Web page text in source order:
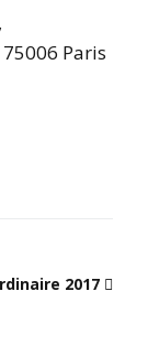
,
Paris
2017